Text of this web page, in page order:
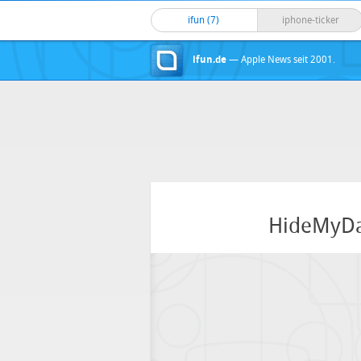
ifun (7) iphone-ticker
ifun.de — Apple News seit 2001.